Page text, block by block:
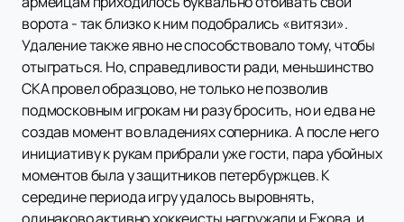
ворота - так близко к ним подобрались «витязи».
Удаление также явно не способствовало тому, чтобы
отыграться. Но, справедливости ради, меньшинство
СКА провел образцово, не только не позволив
подмосковным игрокам ни разу бросить, но и едва не
создав момент во владениях соперника. А после него
инициативу к рукам прибрали уже гости, пара убойных
моментов была у защитников петербуржцев. К
середине периода игру удалось выровнять,